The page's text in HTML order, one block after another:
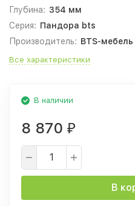
Глубина: 354 мм
Серия: Пандора bts
Производитель: BTS-мебель
Все характеристики
В наличии
8 870 ₽
В